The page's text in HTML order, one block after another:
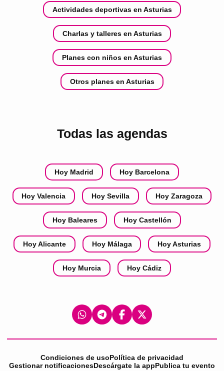
Actividades deportivas en Asturias
Charlas y talleres en Asturias
Planes con niños en Asturias
Otros planes en Asturias
Todas las agendas
Hoy Madrid Hoy Barcelona
Hoy Valencia Hoy Sevilla Hoy Zaragoza
Hoy Baleares Hoy Castellón
Hoy Alicante Hoy Málaga Hoy Asturias
Hoy Murcia Hoy Cádiz
Condiciones de usoPolítica de privacidad
Gestionar notificacionesDescárgate la appPublica tu evento